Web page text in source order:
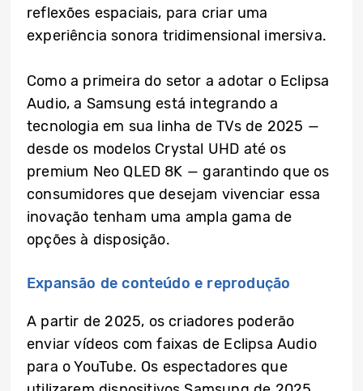
reflexões espaciais, para criar uma
experiência sonora tridimensional imersiva.
Como a primeira do setor a adotar o Eclipsa
Audio, a Samsung está integrando a
tecnologia em sua linha de TVs de 2025 —
desde os modelos Crystal UHD até os
premium Neo QLED 8K — garantindo que os
consumidores que desejam vivenciar essa
inovação tenham uma ampla gama de
opções à disposição.
Expansão de conteúdo e reprodução
A partir de 2025, os criadores poderão
enviar vídeos com faixas de Eclipsa Audio
para o YouTube. Os espectadores que